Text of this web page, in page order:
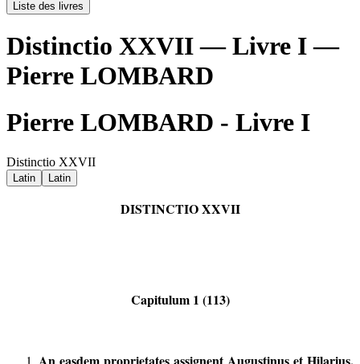
Liste des livres
Distinctio XXVII — Livre I —
Pierre LOMBARD
Pierre LOMBARD - Livre I
Distinctio XXVII
Latin Latin
DISTINCTIO XXVII
Capitulum 1 (113)
An easdem proprietates assignent Augustinus et Hilarius,